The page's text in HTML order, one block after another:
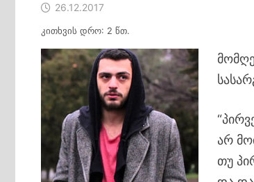
26.12.2017
კითხვის დრო: 2 წთ.
არ
თუ